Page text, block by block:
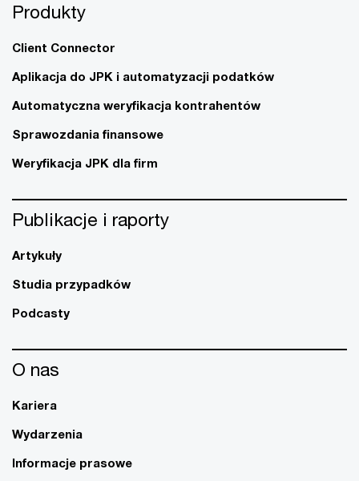
Produkty
Client Connector
Aplikacja do JPK i automatyzacji podatków
Automatyczna weryfikacja kontrahentów
Sprawozdania finansowe
Weryfikacja JPK dla firm
Publikacje i raporty
Artykuły
Studia przypadków
Podcasty
O nas
Kariera
Wydarzenia
Informacje prasowe